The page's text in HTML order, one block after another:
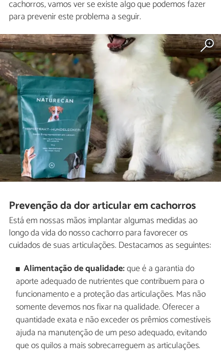
cachorros, vamos ver se existe algo que podemos fazer
para prevenir este problema a seguir.
Prevenção da dor articular em cachorros
Está em nossas mãos implantar algumas medidas ao
longo da vida do nosso cachorro para favorecer os
cuidados de suas articulações. Destacamos as seguintes:
Alimentação de qualidade:que é a garantia do
aporte adequado de nutrientes que contribuem para o
funcionamento e a proteção das articulações. Mas não
somente devemos nos fixar na qualidade. Oferecer a
quantidade exata e não exceder os prêmios comestíveis
ajuda na manutenção de um peso adequado, evitando
que os quilos a mais sobrecarreguem as articulações.